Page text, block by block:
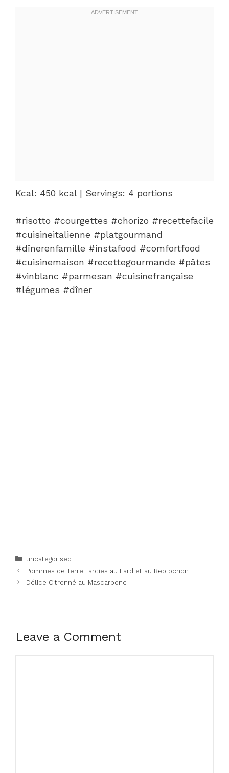
Kcal: 450 kcal | Servings: 4 portions
#risotto #courgettes #chorizo #recettefacile
#cuisineitalienne #platgourmand
#dînerenfamille #instafood #comfortfood
#cuisinemaison #recettegourmande #pâtes
#vinblanc #parmesan #cuisinefrançaise
#légumes #dîner
Categories
uncategorised
Pommes de Terre Farcies au Lard et au Reblochon
Délice Citronné au Mascarpone
Leave a Comment